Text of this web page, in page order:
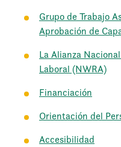
Grupo de Trabajo
Aprobación de
La Alianza
Laboral (NWRA)
Financiación
Orientación del
Accesibilidad